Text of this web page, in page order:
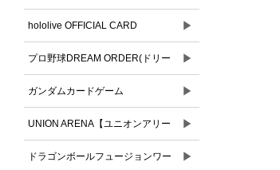
カードゲーム
hololive OFFICIAL CARD
GAME(ホロライブオフィシャルカ
ードゲーム)
▶
プロ野球DREAM ORDER(ドリー
ムオーダー)
▶
ガンダムカードゲーム ▶
UNION ARENA【ユニオンアリー
ナ】
▶
ドラゴンボールフュージョンワー ▶